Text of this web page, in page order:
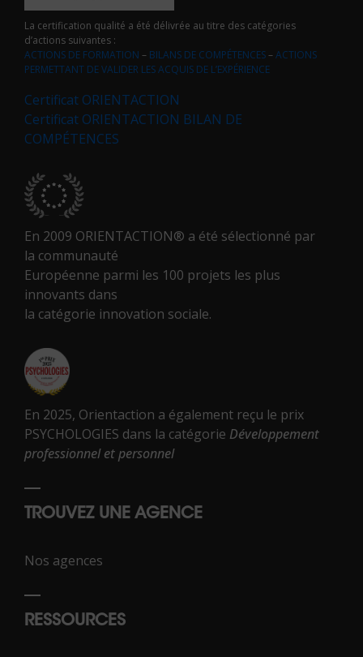
La certification qualité a été délivrée au titre des catégories
d’actions suivantes :
ACTIONS DE FORMATION – BILANS DE COMPÉTENCES–ACTIONS
PERMETTANT DE VALIDER LES ACQUIS DE L’EXPÉRIENCE
Certificat ORIENTACTION
Certificat ORIENTACTION BILAN DE
COMPÉTENCES
En 2009 ORIENTACTION® a été sélectionné par
la communauté
Européenne parmi les 100 projets les plus
innovants dans
la catégorie innovation sociale.
En 2025, Orientaction a également reçu le prix
PSYCHOLOGIES dans la catégorie Développement
professionnel et personnel
TROUVEZ UNE AGENCE
Nos agences
RESSOURCES